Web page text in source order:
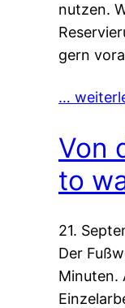
nutzen.
gern
…
Von
to
21.
Der
Minuten.